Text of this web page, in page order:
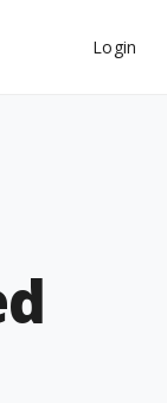
Login